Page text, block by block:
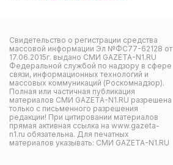
Свидетельство о регистрации средства
массовой информации Эл №ФС77-62128 от
17.06.2015г. выдано СМИ GAZETA-N1.RU
Федеральной службой по надзору в сфере
связи, информационных технологий и
массовых коммуникаций (Роскомнадзор).
Полная или частичная публикация
материалов СМИ GAZETA-N1.RU разрешена
только с письменного разрешения
редакции! При цитировании материалов
прямая активная ссылка на www.gazeta-
n1.ru обязательна. Для печатных
материалов указывать: СМИ GAZETA-N1.RU